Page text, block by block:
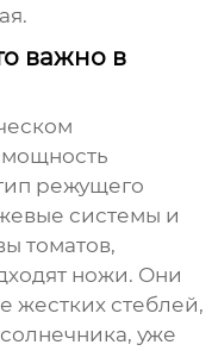
важно в
режущего
системы и
томатов,
ножи. Они
жестких стеблей,
уже